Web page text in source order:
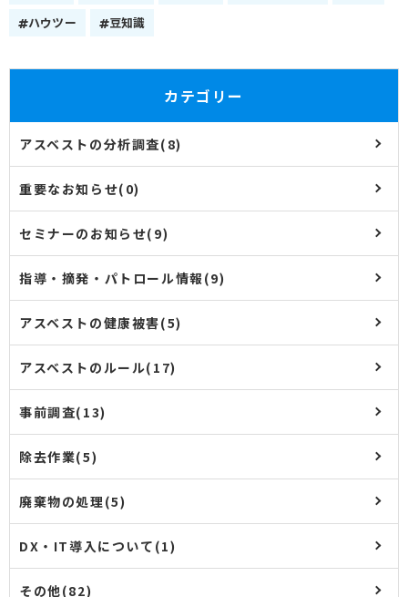
ハウツー
豆知識
カテゴリー
アスベストの分析調査(8)
重要なお知らせ(0)
セミナーのお知らせ(9)
指導・摘発・パトロール情報(9)
アスベストの健康被害(5)
アスベストのルール(17)
事前調査(13)
除去作業(5)
廃棄物の処理(5)
DX・IT導入について(1)
その他(82)